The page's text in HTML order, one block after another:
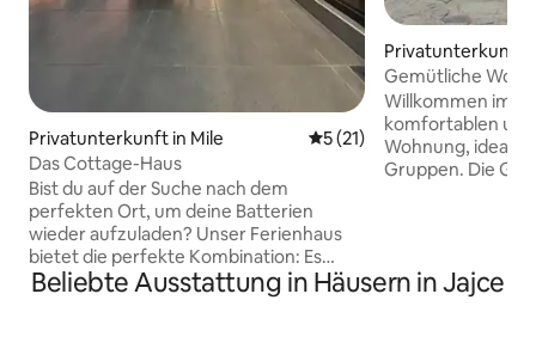
Privatunterkunft in Mile Durchschnittliche
5 (21)
Das Cottage-Haus
Bist du auf der Suche nach dem
perfekten Ort, um deine Batterien
wieder aufzuladen? ​Unser Ferienhaus
bietet die perfekte Kombination: Es
befindet sich in einer ruhigen Gegend
neben einem Kiefernwald und
Privatunterkunft
Gemütliche
Parkplatz
Willkommen im
komfortablen
Wohnung, ideal
Gruppen. Die
nutzen Sie
Beliebte Ausstattung in Häusern in Jajce